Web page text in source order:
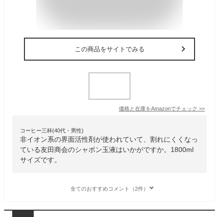
この商品をサイトでみる
価格と在庫をAmazonでチェック >>
コーヒー三杯(40代・男性)
非イオン系の界面活性剤が使われていて、割れにくくなっ
ている友田商会のシャボン玉液はいかがですか。1800ml
サイズです。
全てのおすすめコメント（2件）